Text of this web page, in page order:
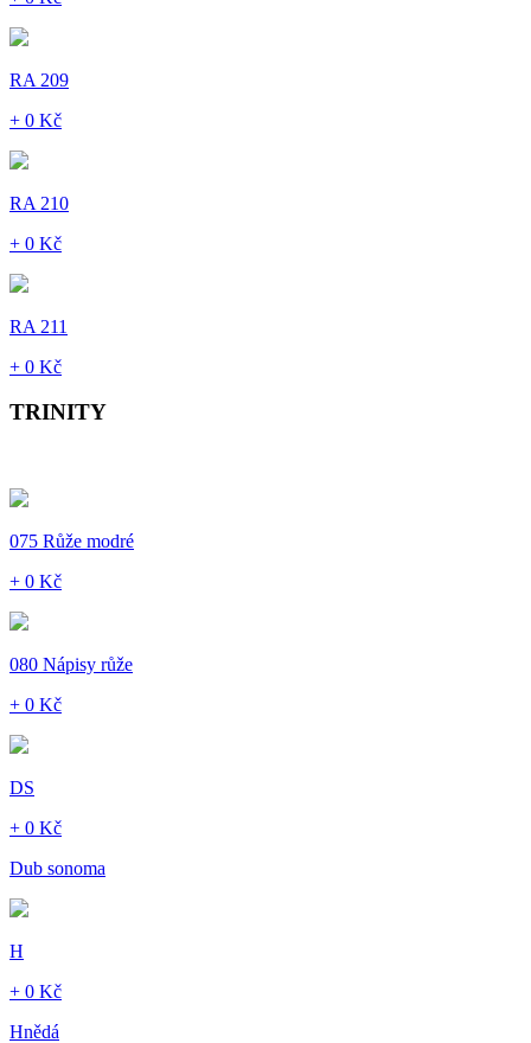
RA 209
+ 0 Kč
RA 210
+ 0 Kč
RA 211
+ 0 Kč
TRINITY
075 Růže modré
+ 0 Kč
080 Nápisy růže
+ 0 Kč
DS
+ 0 Kč
Dub sonoma
H
+ 0 Kč
Hnědá